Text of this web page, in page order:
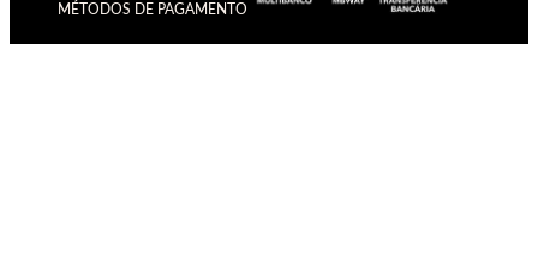
MÉTODOS DE PAGAMENTO